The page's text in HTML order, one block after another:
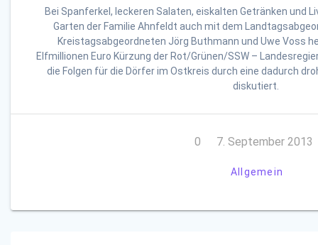
Bei Spanferkel, leckeren Salaten, eiskalten Getränken und
Garten der Familie Ahnfeldt auch mit dem
Kreistagsabgeordneten Jörg Buthmann und Uwe Voss
Elfmillionen Euro Kürzung der Rot/Grünen/SSW –
die Folgen für die Dörfer im Ostkreis durch eine dadurch
diskutiert.
0 7. September 2013
Allgemein